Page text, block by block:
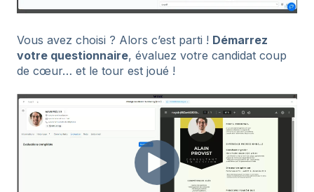
Vous avez choisi ? Alors c’est parti ! Démarrez
votre questionnaire, évaluez votre candidat coup
de cœur… et le tour est joué !